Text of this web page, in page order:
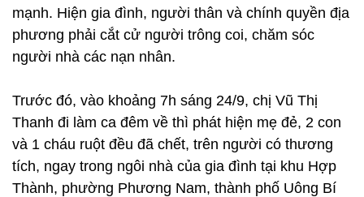
mạnh. Hiện gia đình, người thân và chính quyền địa
phương phải cắt cử người trông coi, chăm sóc
người nhà các nạn nhân.
Trước đó, vào khoảng 7h sáng 24/9, chị Vũ Thị
Thanh đi làm ca đêm về thì phát hiện mẹ đẻ, 2 con
và 1 cháu ruột đều đã chết, trên người có thương
tích, ngay trong ngôi nhà của gia đình tại khu Hợp
Thành, phường Phương Nam, thành phố Uông Bí